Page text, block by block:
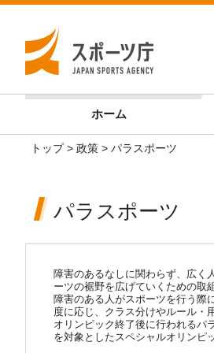
ホーム
トップ> 政策 > パラスポーツ
パラスポーツ
障害のあるなしに関わらず、広く
ーツの裾野を広げていくための取
障害のある人がスポーツを行う際
度に応じ、クラス分けやルール・
オリンピック終了後に行われるパ
を対象としたスペシャルオリンピ